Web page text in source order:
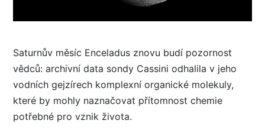
Saturnův měsíc Enceladus znovu budí pozornost
vědců: archivní data sondy Cassini odhalila v jeho
vodních gejzírech komplexní organické molekuly,
které by mohly naznačovat přítomnost chemie
potřebné pro vznik života.